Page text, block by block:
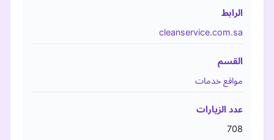
الرابط
cleanservice.com.sa
القسم
مواقع خدمات
عدد الزيارات
708